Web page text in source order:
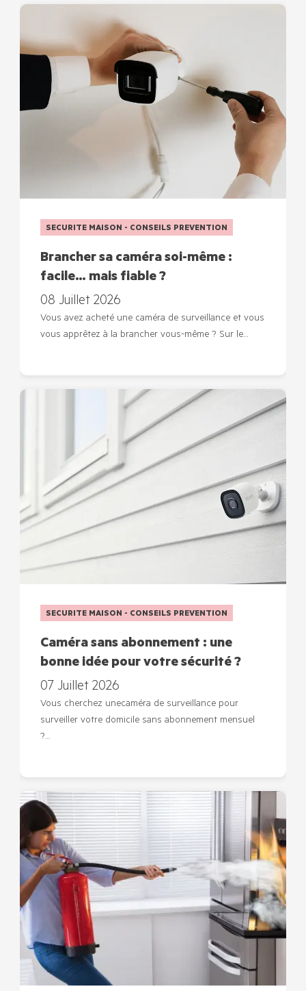
SECURITE MAISON - CONSEILS PREVENTION
Brancher sa caméra soi-même :
facile… mais fiable ?
08 Juillet 2026
Vous avez acheté une caméra de surveillance et vous
vous apprêtez à la brancher vous-même ? Sur le…
SECURITE MAISON - CONSEILS PREVENTION
Caméra sans abonnement : une
bonne idée pour votre sécurité ?
07 Juillet 2026
Vous cherchez unecaméra de surveillance pour
surveiller votre domicile sans abonnement mensuel
?…